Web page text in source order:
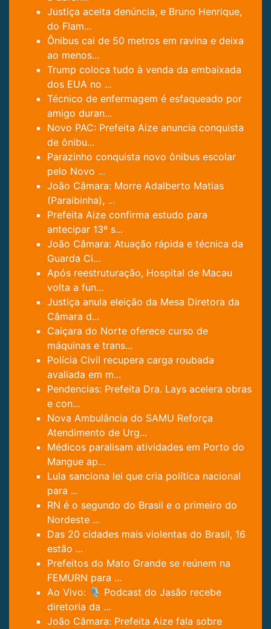
Justiça aceita denúncia, e Bruno Henrique,
do Flam...
Ônibus cai de 50 metros em ravina e deixa
ao menos...
Trump coloca tudo à venda da embaixada
dos EUA no ...
Técnico de enfermagem é esfaqueado por
amigo duran...
Novo PAC: Prefeita Aize anuncia conquista
de ônibu...
Parazinho conquista novo ônibus escolar
pelo Novo ...
João Câmara: Morre Adalberto Matias
(Paraibinha), ...
Prefeita Aize confirma estudo para
antecipar 13º s...
João Câmara: Atuação rápida e técnica da
Guarda Ci...
Após reestruturação, Hospital de Macau
volta a fun...
Justiça anula eleição da Mesa Diretora da
Câmara d...
Caiçara do Norte oferece curso de
máquinas e trans...
Polícia Civil recupera carga roubada
avaliada em m...
Pendencias: Prefeita Dra. Lays acelera obras
e con...
Nova Ambulância do SAMU Reforça
Atendimento de Urg...
Médicos paralisam atividades em Porto do
Mangue ap...
Lula sanciona lei que cria política nacional
para ...
RN é o segundo do Brasil e o primeiro do
Nordeste ...
Das 20 cidades mais violentas do Brasil, 16
estão ...
Prefeitos do Mato Grande se reúnem na
FEMURN para ...
Ao Vivo: 🎙️ Podcast do Jasão recebe
diretoria da ...
João Câmara: Prefeita Aize fala sobre